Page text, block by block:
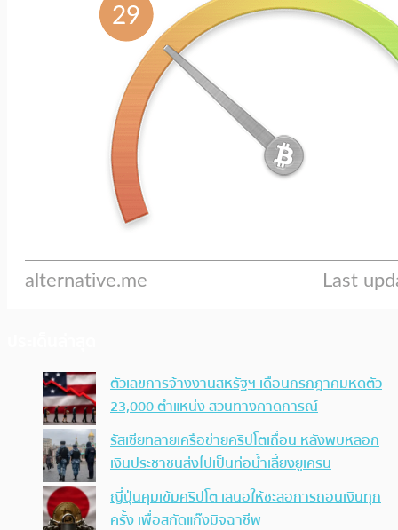
ตัวเลขการจ้างงานสหรัฐฯ เดือนกรกฎาคมหดตัว
23,000 ตำแหน่ง สวนทางคาดการณ์
รัสเซียทลายเครือข่ายคริปโตเถื่อน หลังพบหลอก
เงินประชาชนส่งไปเป็นท่อน้ำเลี้ยงยูเครน
ญี่ปุ่นคุมเข้มคริปโต เสนอให้ชะลอการถอนเงินทุก
ครั้ง เพื่อสกัดแก๊งมิจฉาชีพ